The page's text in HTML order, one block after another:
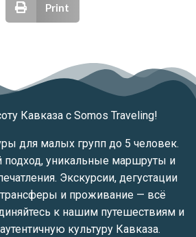
Print
Кавказа с Somos Traveling!
для малых групп до 5 человек.
уникальные маршруты и
Экскурсии, дегустации
трансферы и проживание — всё
к нашим путешествиям и
культуру Кавказа.